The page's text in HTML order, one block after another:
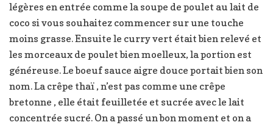
légères en entrée comme la soupe de poulet au lait de
coco si vous souhaitez commencer sur une touche
moins grasse. Ensuite le curry vert était bien relevé et
les morceaux de poulet bien moelleux, la portion est
généreuse. Le boeuf sauce aigre douce portait bien son
nom. La crêpe thaï , n’est pas comme une crêpe
bretonne , elle était feuilletée et sucrée avec le lait
concentrée sucré. On a passé un bon moment et on a